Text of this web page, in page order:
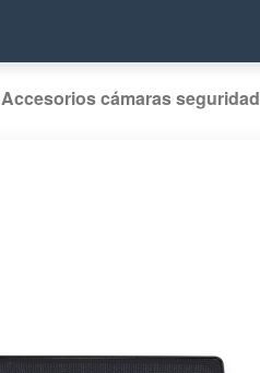
Accesorios cámaras seguridad